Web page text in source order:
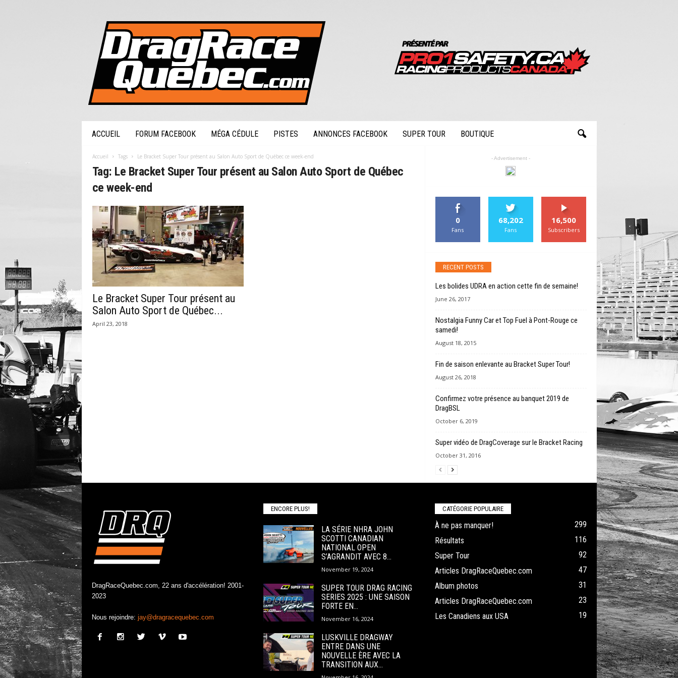
ACCUEIL FORUM FACEBOOK MÉGA CÉDULE PISTES ANNONCES FACEBOOK SUPER TOUR BOUTIQUE
Accueil Tags Le Bracket Super Tour présent au Salon Auto Sport de Québec ce week-end
Tag: Le Bracket Super Tour présent au Salon Auto Sport de Québec
ce week-end
Le Bracket Super Tour présent au
Salon Auto Sport de Québec...
April 23, 2018
- Advertisement -
0
Fans
68,202
Fans
16,500
Subscribers
RECENT POSTS
Les bolides UDRA en action cette fin de semaine!
June 26, 2017
Nostalgia Funny Car et Top Fuel à Pont-Rouge ce
samedi!
August 18, 2015
Fin de saison enlevante au Bracket Super Tour!
August 26, 2018
Confirmez votre présence au banquet 2019 de
DragBSL
October 6, 2019
Super vidéo de DragCoverage sur le Bracket Racing
October 31, 2016
DragRaceQuebec.com, 22 ans d'accélération! 2001-
2023
Nous rejoindre: jay@dragracequebec.com
ENCORE PLUS!
LA SÉRIE NHRA JOHN
SCOTTI CANADIAN
NATIONAL OPEN
S’AGRANDIT AVEC 8...
November 19, 2024
SUPER TOUR DRAG RACING
SERIES 2025 : UNE SAISON
FORTE EN...
November 16, 2024
LUSKVILLE DRAGWAY
ENTRE DANS UNE
NOUVELLE ÈRE AVEC LA
TRANSITION AUX...
CATÉGORIE POPULAIRE
À ne pas manquer!
299
Résultats
116
Super Tour
92
Articles DragRaceQuebec.com
47
Album photos
31
Articles DragRaceQuebec.com
23
Les Canadiens aux USA
19